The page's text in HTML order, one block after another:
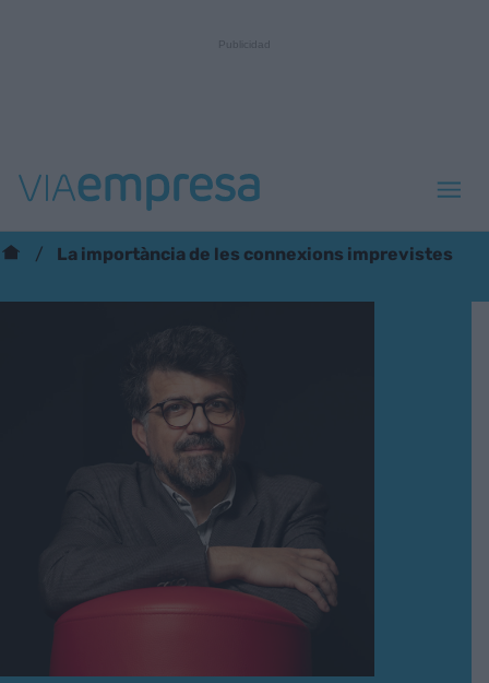
La importància de les connexions imprevistes